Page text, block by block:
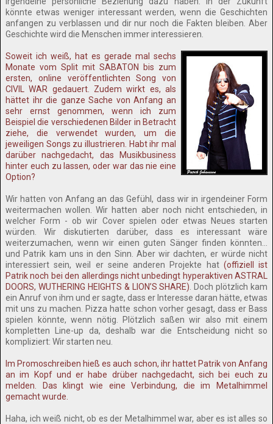
könnte etwas weniger interessant werden, wenn die Geschichten
anfangen zu verblassen und dir nur noch die Fakten bleiben. Aber
Geschichte wird die Menschen immer interessieren.
Soweit ich weiß, hat es gerade mal sechs
Monate vom Split mit SABATON bis zum
ersten, online veröffentlichten Song von
CIVIL WAR gedauert. Zudem wirkt es, als
hättet ihr die ganze Sache von Anfang an
sehr ernst genommen, wenn ich zum
Beispiel die verschiedenen Bilder in Betracht
ziehe, die verwendet wurden, um die
jeweiligen Songs zu illustrieren. Habt ihr mal
darüber nachgedacht, das Musikbusiness
hinter euch zu lassen, oder war das nie eine
Option?
Wir hatten von Anfang an das Gefühl, dass wir in irgendeiner Form
weitermachen wollen. Wir hatten aber noch nicht entschieden, in
welcher Form - ob wir Cover spielen oder etwas Neues starten
würden. Wir diskutierten darüber, dass es interessant wäre
weiterzumachen, wenn wir einen guten Sänger finden könnten…
und Patrik kam uns in den Sinn. Aber wir dachten, er würde nicht
interessiert sein, weil er seine anderen Projekte hat (offiziell ist
Patrik noch bei den allerdings nicht unbedingt hyperaktiven ASTRAL
DOORS, WUTHERING HEIGHTS & LION’S SHARE) . Doch plötzlich kam
ein Anruf von ihm und er sagte, dass er Interesse daran hätte, etwas
mit uns zu machen. Pizza hatte schon vorher gesagt, dass er Bass
spielen könnte, wenn nötig. Plötzlich saßen wir also mit einem
kompletten Line-up da, deshalb war die Entscheidung nicht so
kompliziert: Wir starten neu.
Im Promoschreiben hieß es auch schon, ihr hattet Patrik von Anfang
an im Kopf und er habe drüber nachgedacht, sich bei euch zu
melden. Das klingt wie eine Verbindung, die im Metalhimmel
gemacht wurde.
Haha, ich weiß nicht, ob es der Metalhimmel war, aber es ist alles so